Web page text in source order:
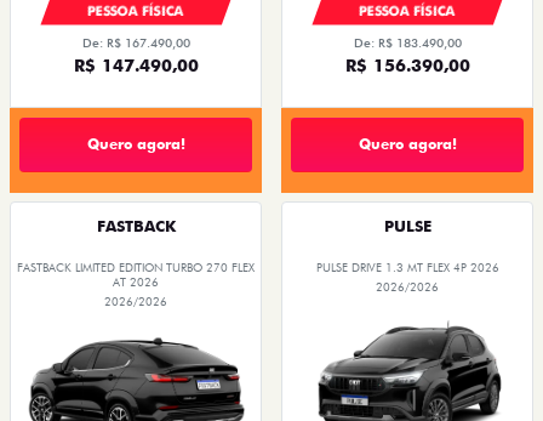
PESSOA FÍSICA
De: R$ 167.490,00
R$ 147.490,00
Quero agora!
PESSOA FÍSICA
De: R$ 183.490,00
R$ 156.390,00
Quero agora!
FASTBACK
FASTBACK LIMITED EDITION TURBO 270 FLEX
AT 2026
2026/2026
PULSE
PULSE DRIVE 1.3 MT FLEX 4P 2026
2026/2026